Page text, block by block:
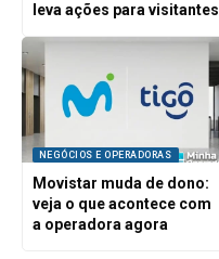
leva ações para visitantes
NEGÓCIOS E OPERADORAS
Movistar muda de dono:
veja o que acontece com
a operadora agora